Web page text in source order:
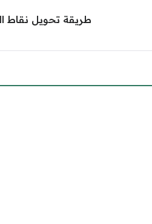
طريقة تحويل نقاط